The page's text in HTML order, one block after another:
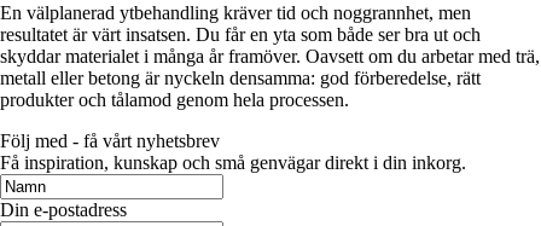
En välplanerad ytbehandling kräver tid och noggrannhet, men
resultatet är värt insatsen. Du får en yta som både ser bra ut och
skyddar materialet i många år framöver. Oavsett om du arbetar med trä,
metall eller betong är nyckeln densamma: god förberedelse, rätt
produkter och tålamod genom hela processen.
Följ med - få vårt nyhetsbrev
Få inspiration, kunskap och små genvägar direkt i din inkorg.
Din e-postadress